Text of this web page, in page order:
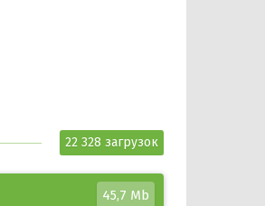
22 328 загрузок
45,7 Mb